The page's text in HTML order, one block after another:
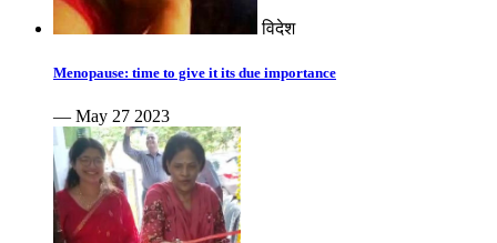
विदेश
Menopause: time to give it its due importance
— May 27 2023